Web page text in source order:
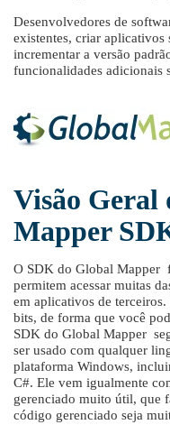
Desenvolvedores de
existentes, criar aplicativos
incrementar a versão
funcionalidades adicionais
Visão Geral
Mapper
O SDK do Global Mapper
permitem acessar muitas
em aplicativos de
bits, de forma que você
SDK do Global Mapper
ser usado com qualquer
plataforma Windows,
C#. Ele vem igualmente
gerenciado muito útil, que
código gerenciado seja